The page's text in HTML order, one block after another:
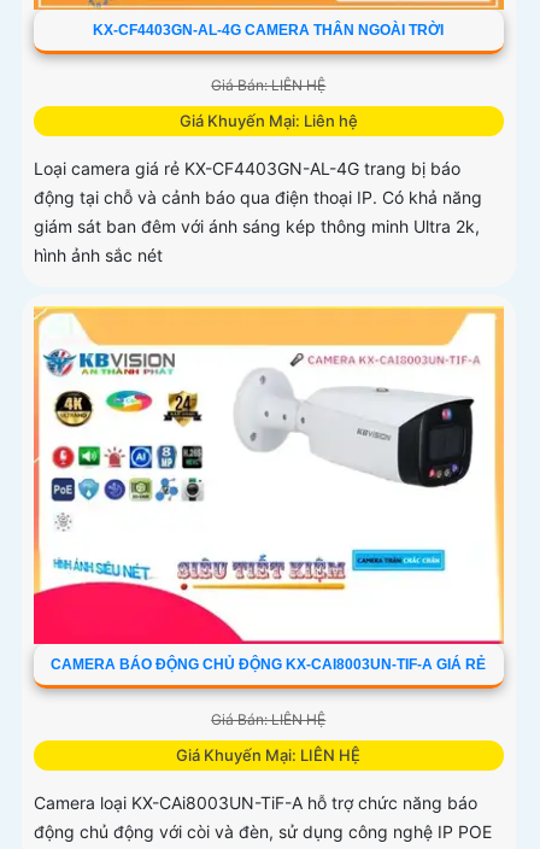
KX-CF4403GN-AL-4G CAMERA THÂN NGOÀI TRỜI
Giá Bán: LIÊN HỆ
Giá Khuyến Mại: Liên hệ
Loại camera giá rẻ KX-CF4403GN-AL-4G trang bị báo
động tại chỗ và cảnh báo qua điện thoại IP. Có khả năng
giám sát ban đêm với ánh sáng kép thông minh Ultra 2k,
hình ảnh sắc nét
CAMERA BÁO ĐỘNG CHỦ ĐỘNG KX-CAI8003UN-TIF-A GIÁ RẺ
Giá Bán: LIÊN HỆ
Giá Khuyến Mại: LIÊN HỆ
Camera loại KX-CAi8003UN-TiF-A hỗ trợ chức năng báo
động chủ động với còi và đèn, sử dụng công nghệ IP POE